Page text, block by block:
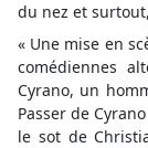
du nez et
« Une mise en
comédiennes
Cyrano, un
Passer de
le sot de